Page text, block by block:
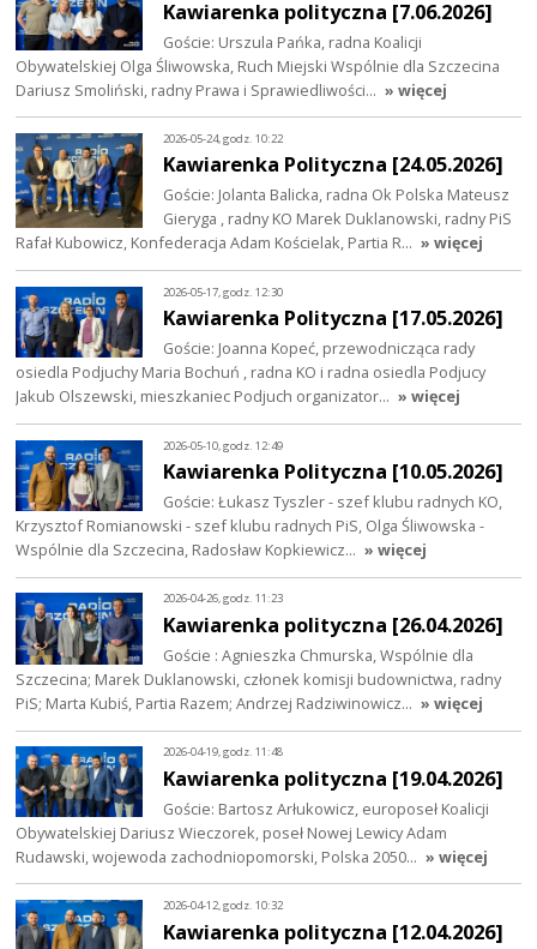
Kawiarenka polityczna [7.06.2026]
Goście: Urszula Pańka, radna Koalicji
Obywatelskiej Olga Śliwowska, Ruch Miejski Wspólnie dla Szczecina
Dariusz Smoliński, radny Prawa i Sprawiedliwości… » więcej
2026-05-24, godz. 10:22
Kawiarenka Polityczna [24.05.2026]
Goście: Jolanta Balicka, radna Ok Polska Mateusz
Gieryga , radny KO Marek Duklanowski, radny PiS
Rafał Kubowicz, Konfederacja Adam Kościelak, Partia R… » więcej
2026-05-17, godz. 12:30
Kawiarenka Polityczna [17.05.2026]
Goście: Joanna Kopeć, przewodnicząca rady
osiedla Podjuchy Maria Bochuń , radna KO i radna osiedla Podjucy
Jakub Olszewski, mieszkaniec Podjuch organizator… » więcej
2026-05-10, godz. 12:49
Kawiarenka Polityczna [10.05.2026]
Goście: Łukasz Tyszler - szef klubu radnych KO,
Krzysztof Romianowski - szef klubu radnych PiS, Olga Śliwowska -
Wspólnie dla Szczecina, Radosław Kopkiewicz… » więcej
2026-04-26, godz. 11:23
Kawiarenka polityczna [26.04.2026]
Goście : Agnieszka Chmurska, Wspólnie dla
Szczecina; Marek Duklanowski, członek komisji budownictwa, radny
PiS; Marta Kubiś, Partia Razem; Andrzej Radziwinowicz… » więcej
2026-04-19, godz. 11:48
Kawiarenka polityczna [19.04.2026]
Goście: Bartosz Arłukowicz, europoseł Koalicji
Obywatelskiej Dariusz Wieczorek, poseł Nowej Lewicy Adam
Rudawski, wojewoda zachodniopomorski, Polska 2050… » więcej
2026-04-12, godz. 10:32
Kawiarenka polityczna [12.04.2026]